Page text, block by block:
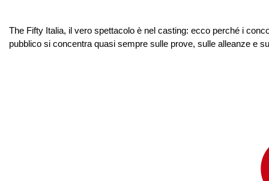
The Fifty Italia, il vero spettacolo è nel casting: ecco perché i
pubblico si concentra quasi sempre sulle prove, sulle alleanze e